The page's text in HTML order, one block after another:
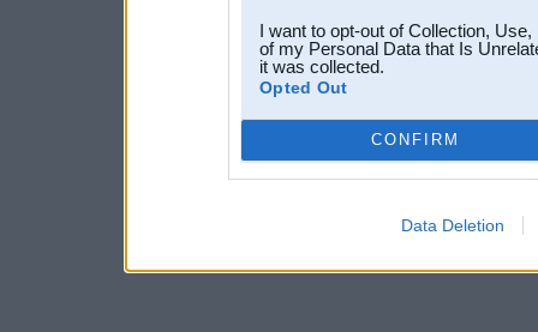
I want to opt-out of Collection,
of my Personal Data that Is
it was collected.
Opted Out
CONFIRM
Data Deletion